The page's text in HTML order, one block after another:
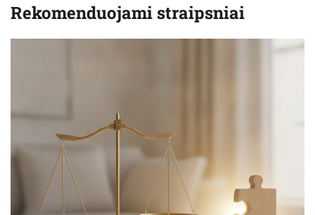
Rekomenduojami straipsniai